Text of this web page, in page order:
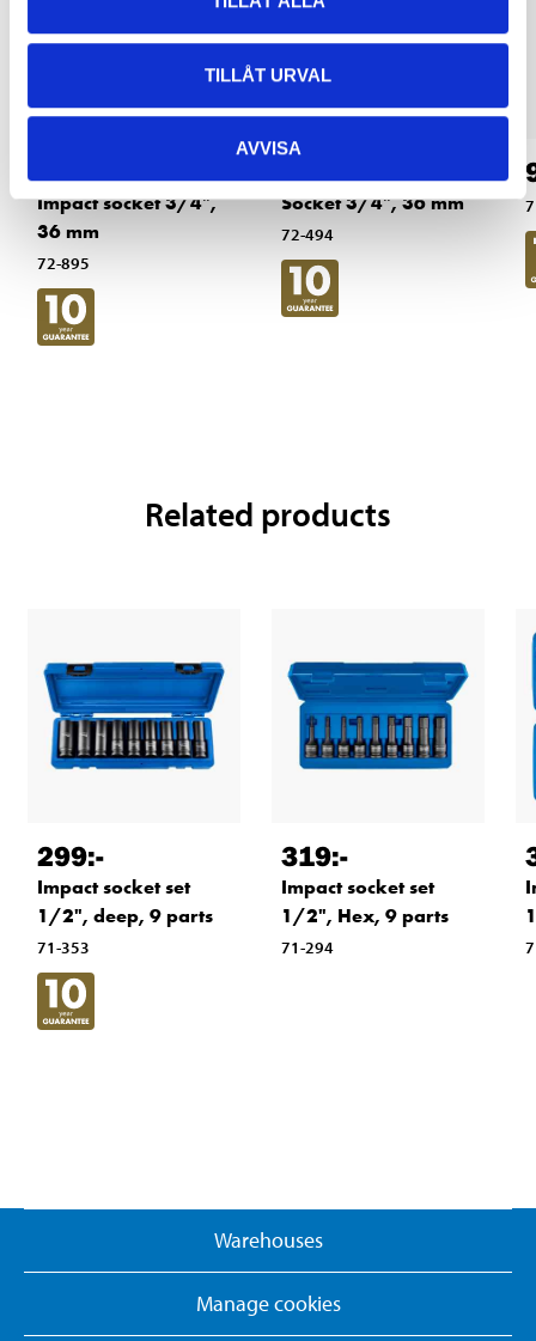
TILLÅT URVAL
AVVISA
129:-
Impact socket 3/4",
36 mm
72-895
79
Socket 3/4", 36 mm
72-494
Related products
299:-
Impact socket set
1/2", deep, 9 parts
71-353
319:-
Impact socket set
1/2", Hex, 9 parts
71-294
Warehouses
Manage cookies